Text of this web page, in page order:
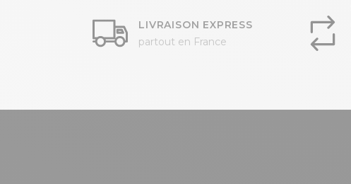
LIVRAISON EXPRESS
partout en France